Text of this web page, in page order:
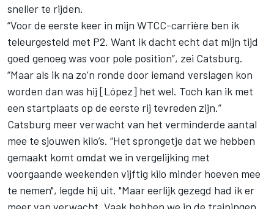
sneller te rijden.
“Voor de eerste keer in mijn WTCC-carrière ben ik
teleurgesteld met P2. Want ik dacht echt dat mijn tijd
goed genoeg was voor pole position”, zei Catsburg.
“Maar als ik na zo’n ronde door iemand verslagen kon
worden dan was hij [López] het wel. Toch kan ik met
een startplaats op de eerste rij tevreden zijn.”
Catsburg meer verwacht van het verminderde aantal
mee te sjouwen kilo’s. “Het sprongetje dat we hebben
gemaakt komt omdat we in vergelijking met
voorgaande weekenden vijftig kilo minder hoeven mee
te nemen", legde hij uit. "Maar eerlijk gezegd had ik er